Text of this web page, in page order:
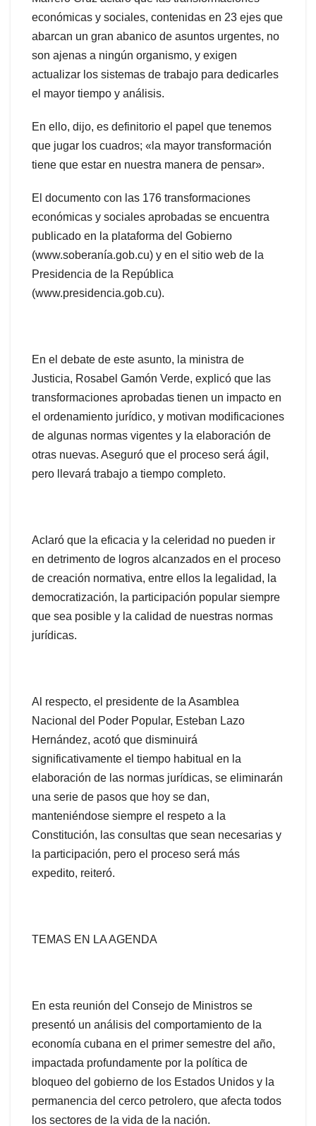
económicas y sociales, contenidas en 23 ejes que
abarcan un gran abanico de asuntos urgentes, no
son ajenas a ningún organismo, y exigen
actualizar los sistemas de trabajo para dedicarles
el mayor tiempo y análisis.
En ello, dijo, es definitorio el papel que tenemos
que jugar los cuadros; «la mayor transformación
tiene que estar en nuestra manera de pensar».
El documento con las 176 transformaciones
económicas y sociales aprobadas se encuentra
publicado en la plataforma del Gobierno
(www.soberanía.gob.cu) y en el sitio web de la
Presidencia de la República
(www.presidencia.gob.cu).
En el debate de este asunto, la ministra de
Justicia, Rosabel Gamón Verde, explicó que las
transformaciones aprobadas tienen un impacto en
el ordenamiento jurídico, y motivan modificaciones
de algunas normas vigentes y la elaboración de
otras nuevas. Aseguró que el proceso será ágil,
pero llevará trabajo a tiempo completo.
Aclaró que la eficacia y la celeridad no pueden ir
en detrimento de logros alcanzados en el proceso
de creación normativa, entre ellos la legalidad, la
democratización, la participación popular siempre
que sea posible y la calidad de nuestras normas
jurídicas.
Al respecto, el presidente de la Asamblea
Nacional del Poder Popular, Esteban Lazo
Hernández, acotó que disminuirá
significativamente el tiempo habitual en la
elaboración de las normas jurídicas, se eliminarán
una serie de pasos que hoy se dan,
manteniéndose siempre el respeto a la
Constitución, las consultas que sean necesarias y
la participación, pero el proceso será más
expedito, reiteró.
TEMAS EN LA AGENDA
En esta reunión del Consejo de Ministros se
presentó un análisis del comportamiento de la
economía cubana en el primer semestre del año,
impactada profundamente por la política de
bloqueo del gobierno de los Estados Unidos y la
permanencia del cerco petrolero, que afecta todos
los sectores de la vida de la nación.